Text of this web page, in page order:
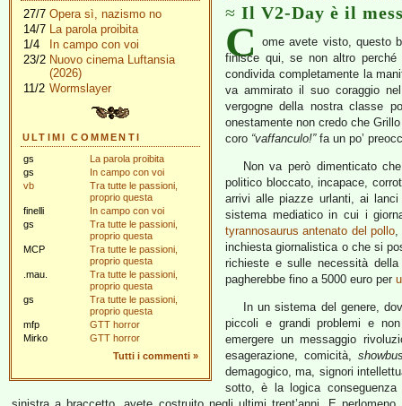
27/7 Opera sì, nazismo no
14/7 La parola proibita
1/4
In campo con voi
23/2 Nuovo cinema Luftansia
(2026)
11/2 Wormslayer
ULTIMI COMMENTI
gs
La parola proibita
gs
In campo con voi
vb
Tra tutte le passioni,
proprio questa
finelli
In campo con voi
gs
Tra tutte le passioni,
proprio questa
MCP
Tra tutte le passioni,
proprio questa
.mau.
Tra tutte le passioni,
proprio questa
gs
Tra tutte le passioni,
proprio questa
mfp
GTT horror
Mirko
GTT horror
Tutti i commenti »
Il V2-Day è il
C
ome avete visto, questo
finisce qui, se non altro
condivida completamente la
va ammirato il suo coraggio
vergogne della nostra classe
onestamente non credo che
coro “vaffanculo!”fa un po’
Non va però dimenticato
politico bloccato, incapace,
arrivi alle piazze urlanti, ai
sistema mediatico in cui i
tyrannosaurus antenato del pollo,
inchiesta giornalistica o che si
richieste e sulle necessità
pagherebbe fino a 5000 euro per
In un sistema del genere,
piccoli e grandi problemi e
emergere un messaggio
esagerazione, comicità,
demagogico, ma, signori
sotto, è la logica